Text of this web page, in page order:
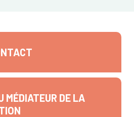
MÉDIATEUR DE LA